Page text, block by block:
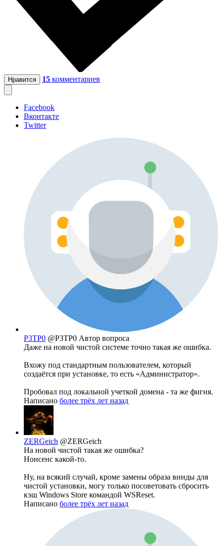
Нравится 15 комментариев
Facebook
Вконтакте
Twitter
P3TP0 @P3TP0 Автор вопроса
Даже на новой чистой системе точно такая же ошибка.
Вхожу под стандартным пользователем, который
создаётся при установке, то есть «Администратор».
Пробовал под локальной учеткой домена - та же фигня.
Написано более трёх лет назад
ZERGeich @ZERGeich
На новой чистой такая же ошибка?
Нонсенс какой-то.
Ну, на всякий случай, кроме замены образа винды для
чистой установки, могу только посоветовать сбросить
кэш Windows Store командой WSReset.
Написано более трёх лет назад